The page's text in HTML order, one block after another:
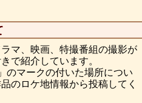
マ、映画、特撮番組の撮影が
で紹介しています。
マークの付いた場所につい
のロケ地情報から投稿してく